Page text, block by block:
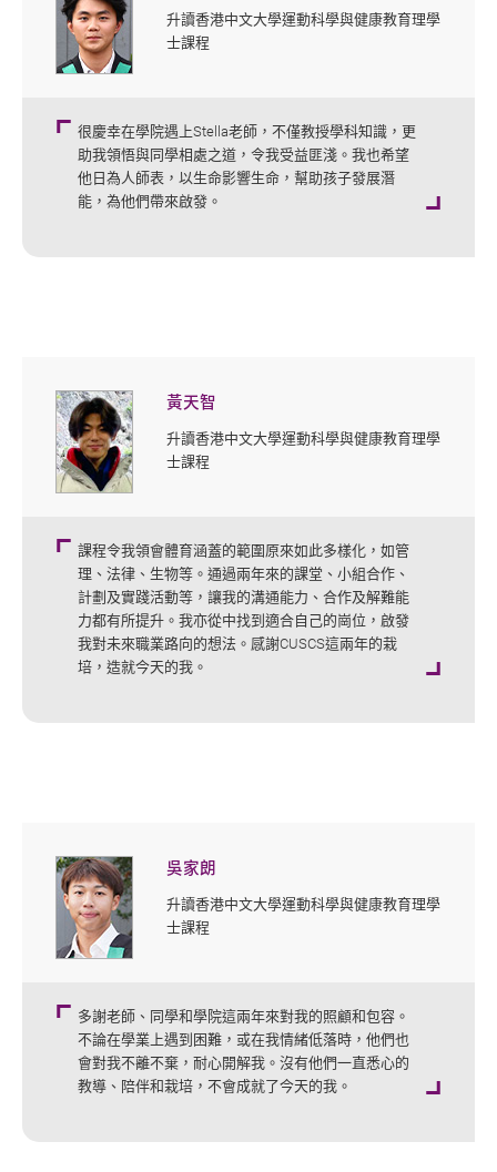
升讀香港中文大學運動科學與健康教育理學
士課程
很慶幸在學院遇上Stella老師，不僅教授學科知識，更
助我領悟與同學相處之道，令我受益匪淺。我也希望
他日為人師表，以生命影響生命，幫助孩子發展潛
能，為他們帶來啟發。
黃天智
升讀香港中文大學運動科學與健康教育理學
士課程
課程令我領會體育涵蓋的範圍原來如此多樣化，如管
理、法律、生物等。通過兩年來的課堂、小組合作、
計劃及實踐活動等，讓我的溝通能力、合作及解難能
力都有所提升。我亦從中找到適合自己的崗位，啟發
我對未來職業路向的想法。感謝CUSCS這兩年的栽
培，造就今天的我。
吳家朗
升讀香港中文大學運動科學與健康教育理學
士課程
多謝老師、同學和學院這兩年來對我的照顧和包容。
不論在學業上遇到困難，或在我情緒低落時，他們也
會對我不離不棄，耐心開解我。沒有他們一直悉心的
教導、陪伴和栽培，不會成就了今天的我。